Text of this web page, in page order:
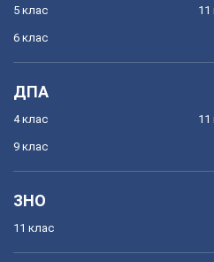
5 клас
6 клас
11
ДПА
4 клас
9 клас
11
ЗНО
11 клас